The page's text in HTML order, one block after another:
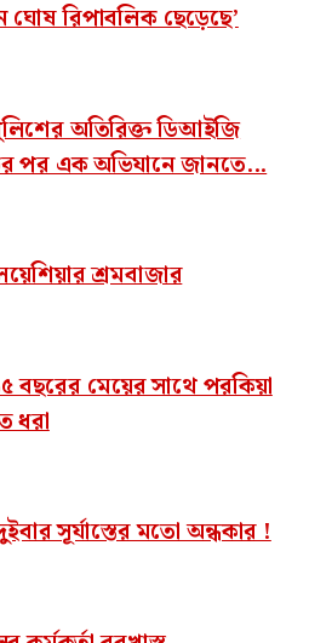
ঘোষ রিপাবলিক ছেড়েছে’
অতিরিক্ত ডিআইজি
পর এক অভিযানে জানতে...
শ্রমবাজার
বছরের মেয়ের সাথে পরকিয়া
ধরা
সূর্যাস্তের মতো অন্ধকার !